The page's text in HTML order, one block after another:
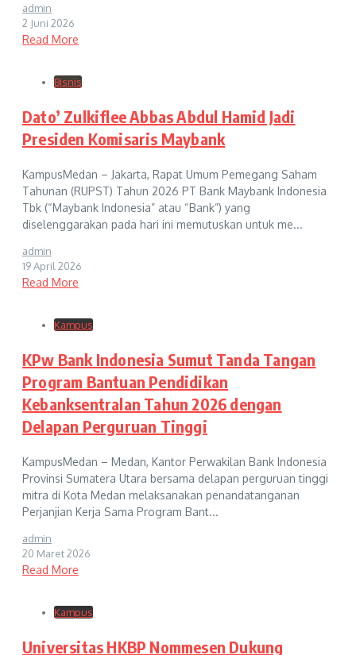
admin
2 Juni 2026
Read More
Bisnis
Dato’ Zulkiflee Abbas Abdul Hamid Jadi
Presiden Komisaris Maybank
KampusMedan – Jakarta, Rapat Umum Pemegang Saham
Tahunan (RUPST) Tahun 2026 PT Bank Maybank Indonesia
Tbk (“Maybank Indonesia” atau “Bank”) yang
diselenggarakan pada hari ini memutuskan untuk me...
admin
19 April 2026
Read More
Kampus
KPw Bank Indonesia Sumut Tanda Tangan
Program Bantuan Pendidikan
Kebanksentralan Tahun 2026 dengan
Delapan Perguruan Tinggi
KampusMedan – Medan, Kantor Perwakilan Bank Indonesia
Provinsi Sumatera Utara bersama delapan perguruan tinggi
mitra di Kota Medan melaksanakan penandatanganan
Perjanjian Kerja Sama Program Bant...
admin
20 Maret 2026
Read More
Kampus
Universitas HKBP Nommesen Dukung